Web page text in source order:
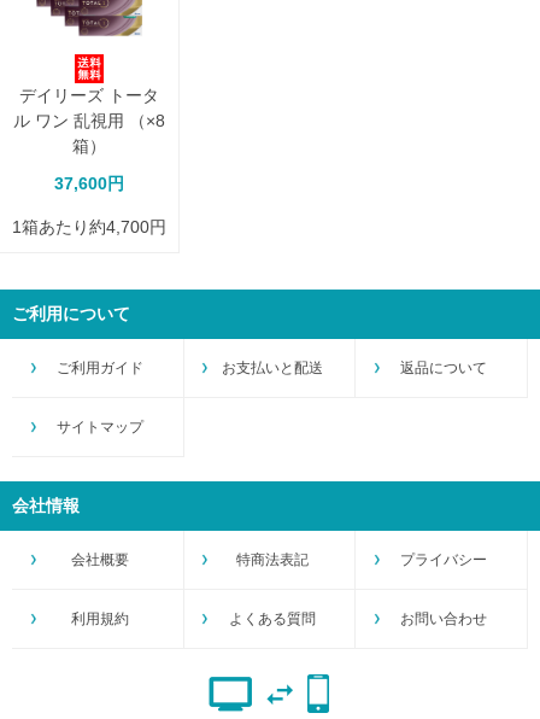
デイリーズ トータ
ル ワン 乱視用 （×8
箱）
37,600円
1箱あたり約4,700円
ご利用について
ご利用ガイド お支払いと配送 返品について
サイトマップ
会社情報
会社概要 特商法表記 プライバシー
利用規約 よくある質問 お問い合わせ